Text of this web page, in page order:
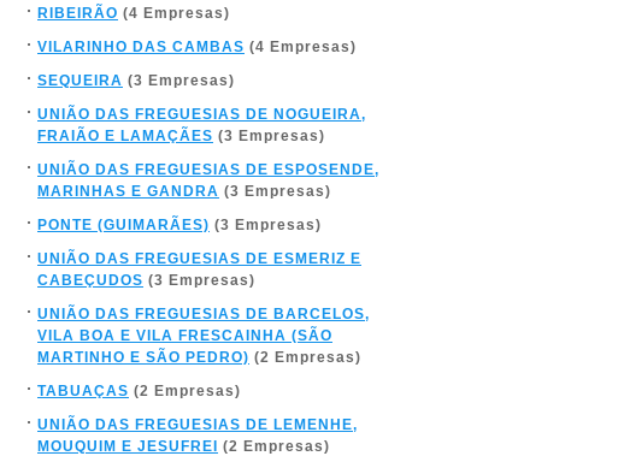
RIBEIRÃO (4 Empresas)
VILARINHO DAS CAMBAS (4 Empresas)
SEQUEIRA (3 Empresas)
UNIÃO DAS FREGUESIAS DE NOGUEIRA,
FRAIÃO E LAMAÇÃES (3 Empresas)
UNIÃO DAS FREGUESIAS DE ESPOSENDE,
MARINHAS E GANDRA (3 Empresas)
PONTE (GUIMARÃES) (3 Empresas)
UNIÃO DAS FREGUESIAS DE ESMERIZ E
CABEÇUDOS (3 Empresas)
UNIÃO DAS FREGUESIAS DE BARCELOS,
VILA BOA E VILA FRESCAINHA (SÃO
MARTINHO E SÃO PEDRO) (2 Empresas)
TABUAÇAS (2 Empresas)
UNIÃO DAS FREGUESIAS DE LEMENHE,
MOUQUIM E JESUFREI
(2 Empresas)